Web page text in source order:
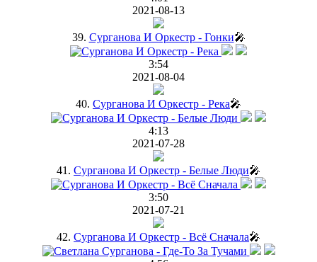
2021-08-13
39. Сурганова И Оркестр - Гонки🎤
3:54
2021-08-04
40. Сурганова И Оркестр - Река🎤
4:13
2021-07-28
41. Сурганова И Оркестр - Белые Люди🎤
3:50
2021-07-21
42. Сурганова И Оркестр - Всё Сначала🎤